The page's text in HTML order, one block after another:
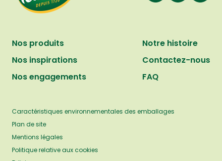
Nos produits
Nos inspirations
Nos engagements
Notre histoire
Contactez-nous
FAQ
Caractéristiques environnementales des emballages
Plan de site
Mentions légales
Politique relative aux cookies